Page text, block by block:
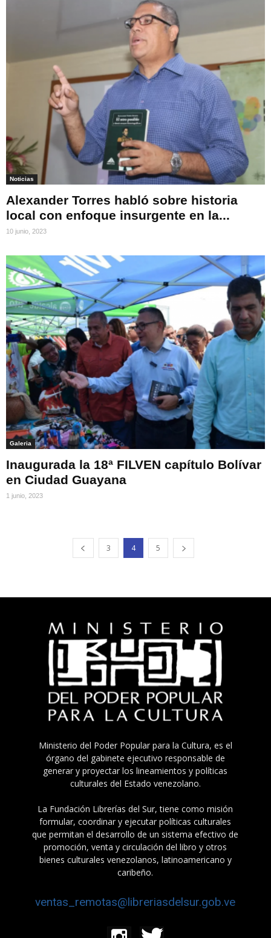
Noticias
Alexander Torres habló sobre historia
local con enfoque insurgente en la...
10 junio, 2023
Galeria
Inaugurada la 18ª FILVEN capítulo Bolívar
en Ciudad Guayana
1 junio, 2023
3 4 5
Ministerio del Poder Popular para la Cultura, es el
órgano del gabinete ejecutivo responsable de
generar y proyectar los lineamientos y políticas
culturales del Estado venezolano.
La Fundación Librerías del Sur, tiene como misión
formular, coordinar y ejecutar políticas culturales
que permitan el desarrollo de un sistema efectivo de
promoción, venta y circulación del libro y otros
bienes culturales venezolanos, latinoamericano y
caribeño.
ventas_remotas@libreriasdelsur.gob.ve